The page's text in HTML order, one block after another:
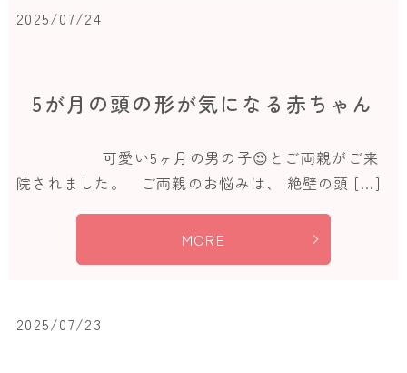
2025/07/24
5が月の頭の形が気になる赤ちゃん
可愛い5ヶ月の男の子😍とご両親がご来
院されました。 ご両親のお悩みは、 絶壁の頭 […]
MORE
2025/07/23